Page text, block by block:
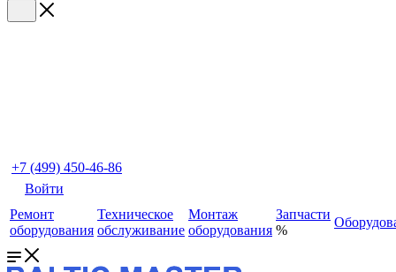
+7 (499) 450-46-86
Войти
Ремонт
оборудования
Техническое
обслуживание
Монтаж
оборудования
Запчасти
%